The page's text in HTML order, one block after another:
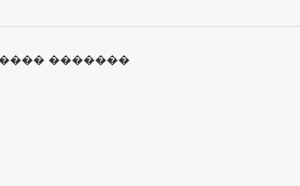
�������